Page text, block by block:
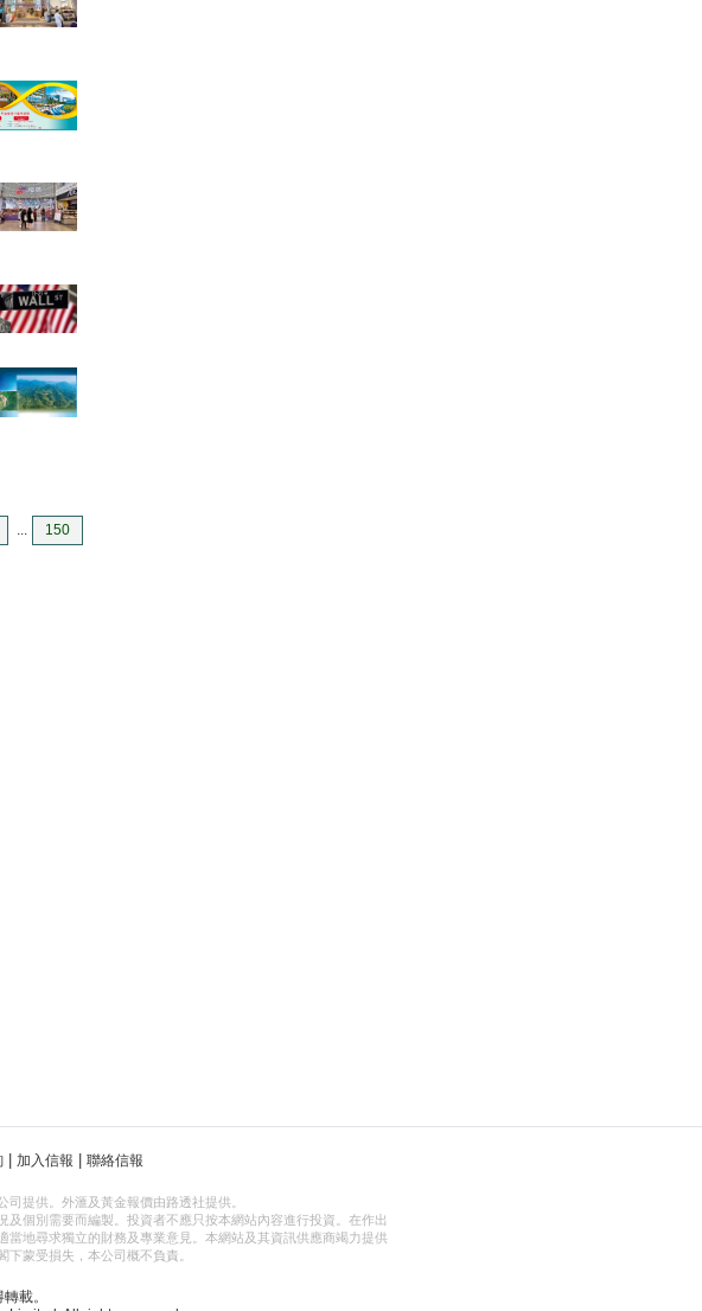
150
| 加入信報 | 聯絡信報
提供。外滙及黃金報價由路透社提供。
個別需要而編製。投資者不應只按本網站內容進行投資。在作出
地尋求獨立的財務及專業意見。本網站及其資訊供應商竭力提供
蒙受損失，本公司概不負責。
載。